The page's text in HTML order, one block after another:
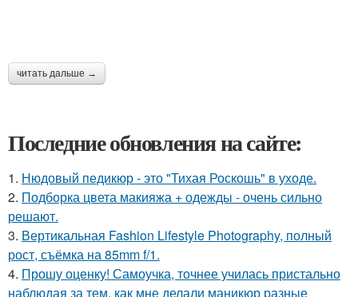
читать дальше →
Последние обновления на сайте:
1. Нюдовый педикюр - это "Тихая Роскошь" в уходе.
2. Подборка цвета макияжа + одежды - очень сильно
решают.
3. Вертикальная Fashion Lifestyle Photography, полный
рост, съёмка на 85mm f/1.
4. Прошу оценку! Самоучка, точнее училась пристально
наблюдая за тем, как мне делали маникюр разные